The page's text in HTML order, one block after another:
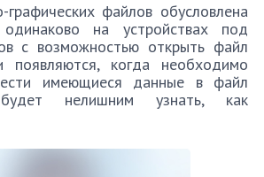
файлов обусловлена
на устройствах под
с возможностью открыть файл
появляются, когда необходимо
имеющиеся данные в файл
нелишним узнать, как